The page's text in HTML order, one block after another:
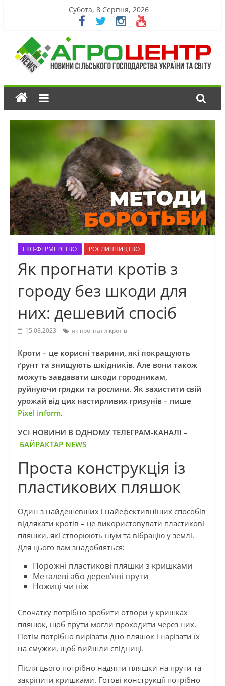
Субота, 8 Серпня, 2026
ЕКО-ФЕРМЕРСТВО РОСЛИННИЦТВО
Як прогнати кротів з
городу без шкоди для
них: дешевий спосіб
15.08.2023 як прогнати кротів
Кроти – це корисні тварини, які покращують
ґрунт та знищують шкідників. Але вони також
можуть завдавати шкоди городникам,
руйнуючи грядки та рослини. Як захистити свій
урожай від цих настирливих гризунів – пише
Pixel inform.
УСІ НОВИНИ В ОДНОМУ ТЕЛЕГРАМ-КАНАЛІ –
БАЙРАКТАР NEWS
Проста конструкція із
пластикових пляшок
Один з найдешевших і найефективніших способів
відлякати кротів – це використовувати пластикові
пляшки, які створюють шум та вібрацію у землі.
Для цього вам знадобляться:
Порожні пластикові пляшки з кришками
Металеві або дерев’яні прути
Ножиці чи ніж
Спочатку потрібно зробити отвори у кришках
пляшок, щоб прути могли проходити через них.
Потім потрібно вирізати дно пляшок і нарізати їх
на смужки, щоб вийшли спідниці.
Після цього потрібно надягти пляшки на прути та
закріпити кришками. Готові конструкції потрібно